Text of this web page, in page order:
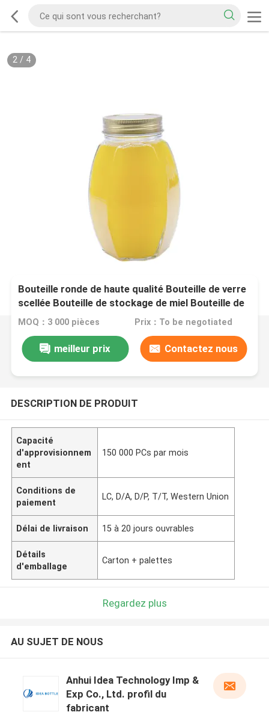
2/ 4
Bouteille ronde de haute qualité Bouteille de verre
scellée Bouteille de stockage de miel Bouteille de
qualité alimentaire
MOQ：3 000 pièces Prix：To be negotiated
meilleur prix Contactez nous
DESCRIPTION DE PRODUIT
Capacité
d'approvisionnem
ent
150 000 PCs par mois
Conditions de
paiement
LC, D/A, D/P, T/T, Western Union
Délai de livraison 15 à 20 jours ouvrables
Détails
d'emballage
Carton + palettes
Regardez plus
AU SUJET DE NOUS
Anhui Idea Technology Imp &
Exp Co., Ltd. profil du
fabricant